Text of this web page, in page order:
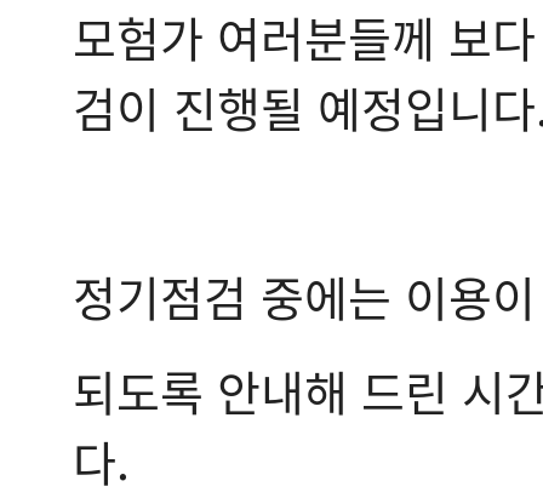
모험가 여러분들께 보
검이 진행될 예정입니
정기점검 중에는 이용
되도록 안내해 드린 시
다.